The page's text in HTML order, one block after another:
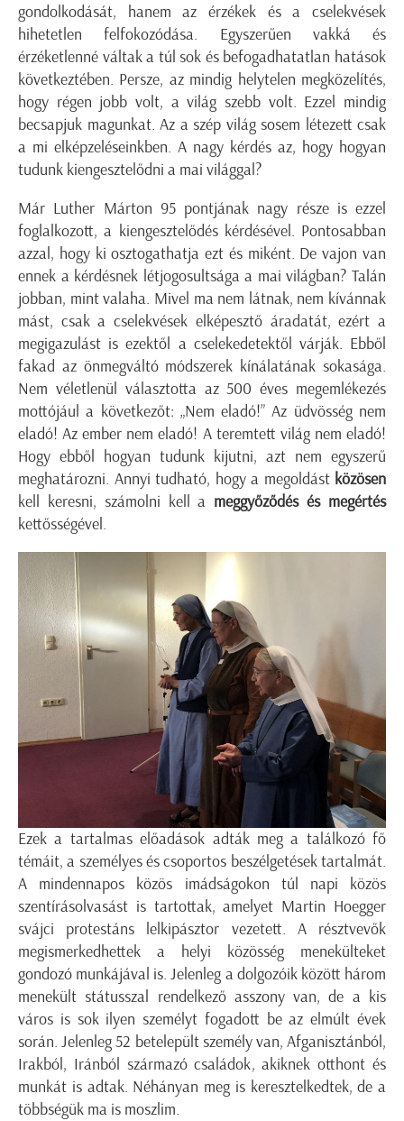
gondolkodását, hanem az érzékek és a cselekvések
hihetetlen felfokozódása. Egyszerűen vakká és
érzéketlenné váltak a túl sok és befogadhatatlan hatások
következtében. Persze, az mindig helytelen megközelítés,
hogy régen jobb volt, a világ szebb volt. Ezzel mindig
becsapjuk magunkat. Az a szép világ sosem létezett csak
a mi elképzeléseinkben. A nagy kérdés az, hogy hogyan
tudunk kiengesztelődni a mai világgal?
Már Luther Márton 95 pontjának nagy része is ezzel
foglalkozott, a kiengesztelődés kérdésével. Pontosabban
azzal, hogy ki osztogathatja ezt és miként. De vajon van
ennek a kérdésnek létjogosultsága a mai világban? Talán
jobban, mint valaha. Mivel ma nem látnak, nem kívánnak
mást, csak a cselekvések elképesztő áradatát, ezért a
megigazulást is ezektől a cselekedetektől várják. Ebből
fakad az önmegváltó módszerek kínálatának sokasága.
Nem véletlenül választotta az 500 éves megemlékezés
mottójául a következőt: „Nem eladó!” Az üdvösség nem
eladó! Az ember nem eladó! A teremtett világ nem eladó!
Hogy ebből hogyan tudunk kijutni, azt nem egyszerű
meghatározni. Annyi tudható, hogy a megoldást közösen
kell keresni, számolni kell a meggyőződés és megértés
kettősségével.
Ezek a tartalmas előadások adták meg a találkozó fő
témáit, a személyes és csoportos beszélgetések tartalmát.
A mindennapos közös imádságokon túl napi közös
szentírásolvasást is tartottak, amelyet Martin Hoegger
svájci protestáns lelkipásztor vezetett. A résztvevők
megismerkedhettek a helyi közösség menekülteket
gondozó munkájával is. Jelenleg a dolgozóik között három
menekült státusszal rendelkező asszony van, de a kis
város is sok ilyen személyt fogadott be az elmúlt évek
során. Jelenleg 52 betelepült személy van, Afganisztánból,
Irakból, Iránból származó családok, akiknek otthont és
munkát is adtak. Néhányan meg is keresztelkedtek, de a
többségük ma is moszlim.